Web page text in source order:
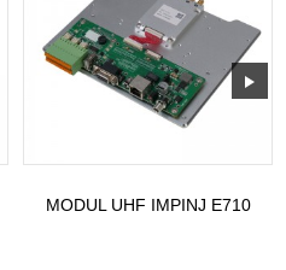
MODUL UHF IMPINJ E710